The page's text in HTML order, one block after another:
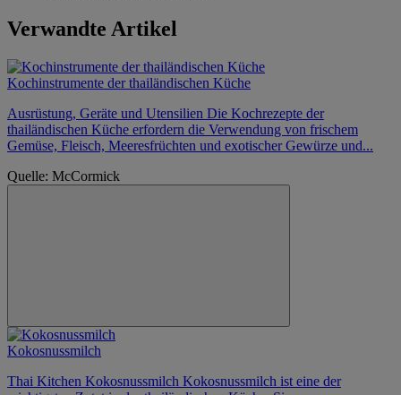
Verwandte Artikel
Kochinstrumente der thailändischen Küche
Ausrüstung, Geräte und Utensilien Die Kochrezepte der
thailändischen Küche erfordern die Verwendung von frischem
Gemüse, Fleisch, Meeresfrüchten und exotischer Gewürze und...
Quelle: McCormick
Kokosnussmilch
Thai Kitchen Kokosnussmilch Kokosnussmilch ist eine der